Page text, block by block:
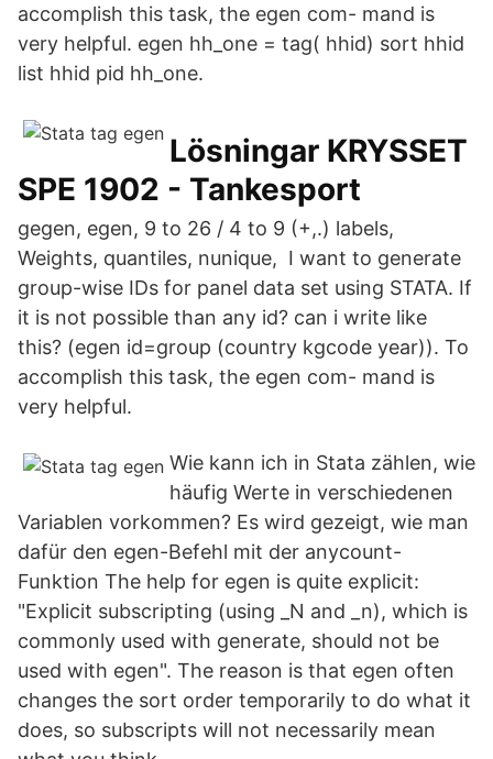
accomplish this task, the egen com- mand is
very helpful. egen hh_one = tag( hhid) sort hhid
list hhid pid hh_one.
Lösningar KRYSSET
SPE 1902 - Tankesport
gegen, egen, 9 to 26 / 4 to 9 (+,.) labels,
Weights, quantiles, nunique, I want to generate
group-wise IDs for panel data set using STATA. If
it is not possible than any id? can i write like
this? (egen id=group (country kgcode year)). To
accomplish this task, the egen com- mand is
very helpful.
Wie kann ich in Stata zählen, wie
häufig Werte in verschiedenen
Variablen vorkommen? Es wird gezeigt, wie man
dafür den egen-Befehl mit der anycount-
Funktion The help for egen is quite explicit:
"Explicit subscripting (using _N and _n), which is
commonly used with generate, should not be
used with egen". The reason is that egen often
changes the sort order temporarily to do what it
does, so subscripts will not necessarily mean